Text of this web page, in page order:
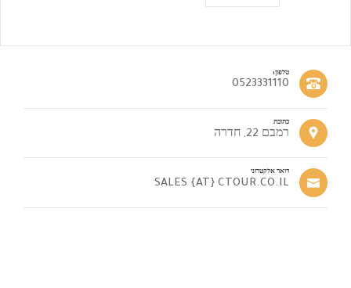
טלפון:
0523331110
כתובת
רמבם 22, חדרה
דואר אלקטרוני
SALES {AT} CTOUR.CO.IL